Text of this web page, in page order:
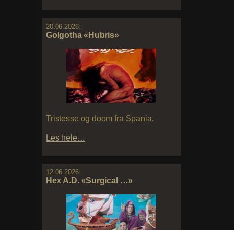
20.06.2026:
Golgotha «Hubris»
Tristesse og doom fra Spania.
Les hele…
12.06.2026:
Hex A.D. «Surgical …»